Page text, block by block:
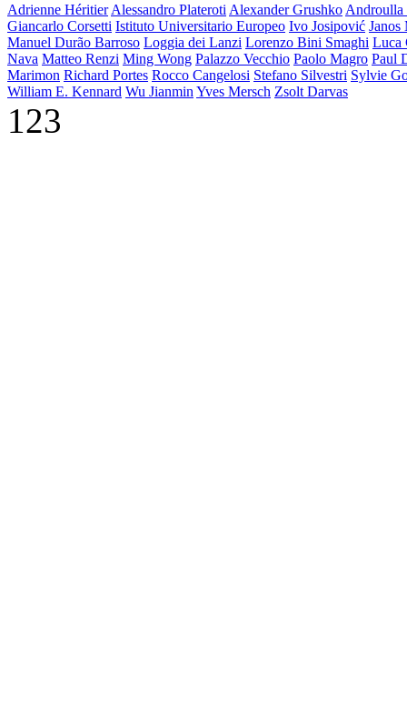
Adrienne Héritier Alessandro Plateroti Alexander Grushko Androulla
Giancarlo Corsetti Istituto Universitario Europeo Ivo Josipović Janos
Manuel Durão Barroso Loggia dei Lanzi Lorenzo Bini Smaghi Luca
Nava Matteo Renzi Ming Wong Palazzo Vecchio Paolo Magro Paul
Marimon Richard Portes Rocco Cangelosi Stefano Silvestri Sylvie
William E. Kennard Wu Jianmin Yves Mersch Zsolt Darvas
123